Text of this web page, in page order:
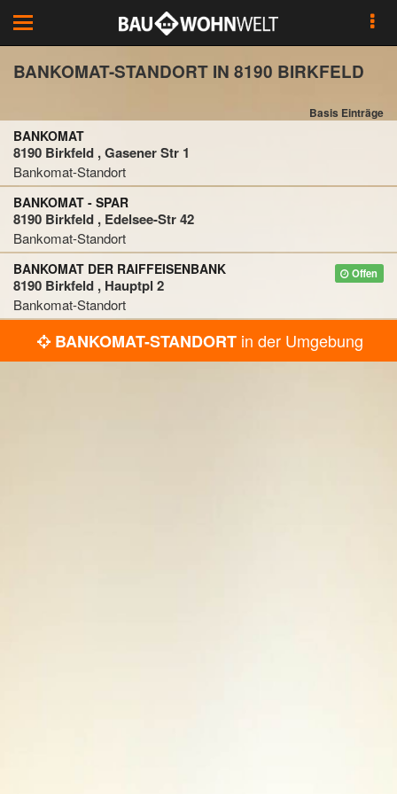
Toggle
navigation
BANKOMAT-STANDORT IN 8190 BIRKFELD
Basis Einträge
BANKOMAT
8190 Birkfeld , Gasener Str 1
Bankomat-Standort
BANKOMAT - SPAR
8190 Birkfeld , Edelsee-Str 42
Bankomat-Standort
Offen
BANKOMAT DER RAIFFEISENBANK
8190 Birkfeld , Hauptpl 2
Bankomat-Standort
BANKOMAT-STANDORT in der Umgebung